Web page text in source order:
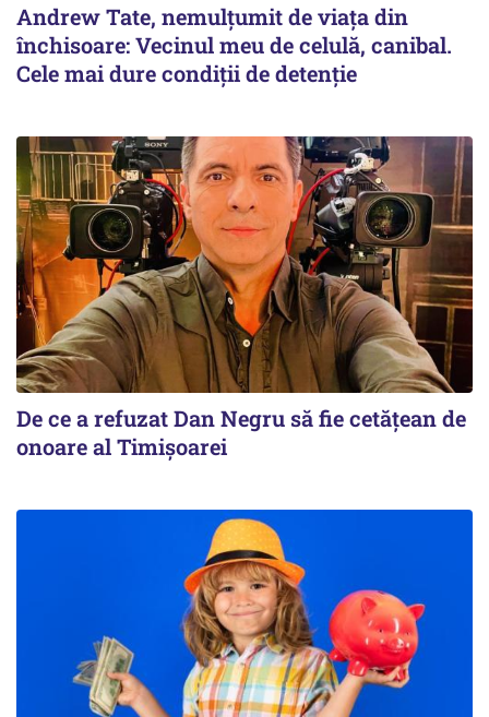
Andrew Tate, nemulțumit de viața din
închisoare: Vecinul meu de celulă, canibal.
Cele mai dure condiții de detenție
De ce a refuzat Dan Negru să fie cetățean de
onoare al Timișoarei